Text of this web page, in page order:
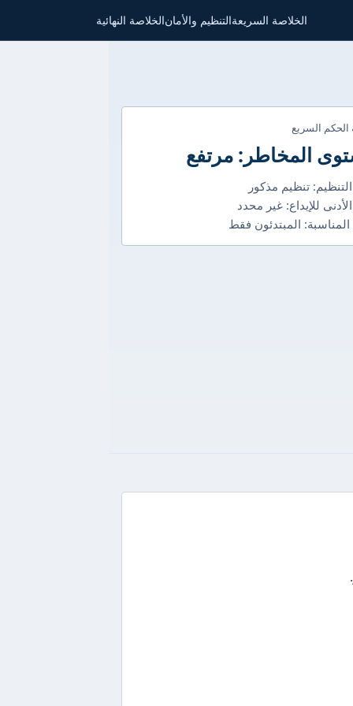
الخلاصة السريعةالتنظيم والأمانالخلاصة النهائية
الحكم السريع
المخاطر: مرتفع
تنظيم مذكور
للإيداع: غير محدد
المناسبة: المبتدئون فقط